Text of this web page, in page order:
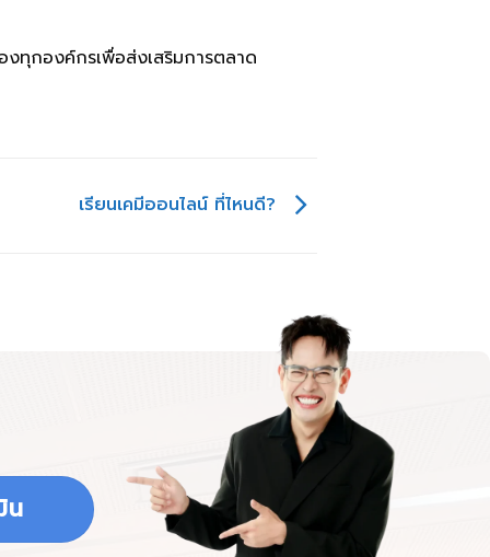
ทุกองค์กรเพื่อส่งเสริมการตลาด
เรียนเคมีออนไลน์ ที่ไหนดี?
น